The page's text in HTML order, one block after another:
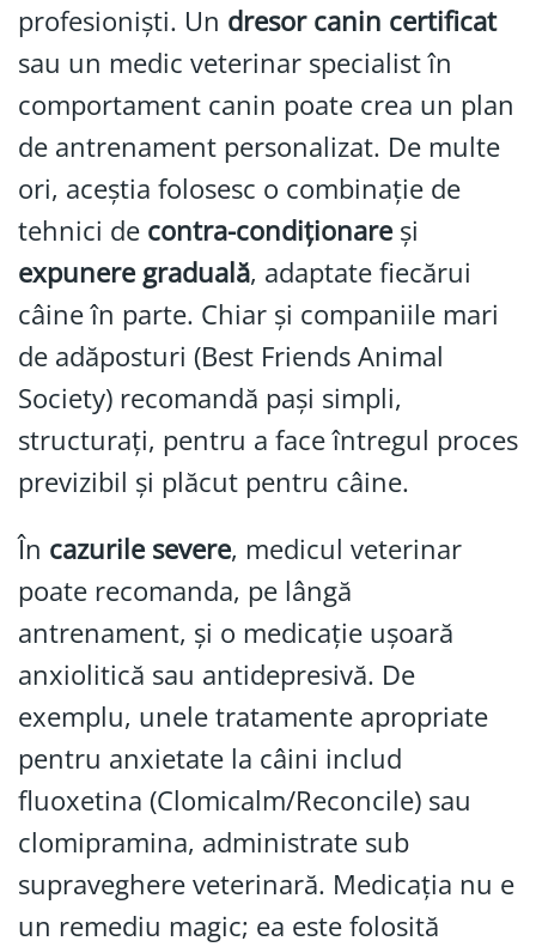
profesioniști. Un dresor canin certificat
sau un medic veterinar specialist în
comportament canin poate crea un plan
de antrenament personalizat. De multe
ori, aceștia folosesc o combinație de
tehnici de contra-condiționareși
expunere graduală, adaptate fiecărui
câine în parte. Chiar și companiile mari
de adăposturi (Best Friends Animal
Society) recomandă pași simpli,
structurați, pentru a face întregul proces
previzibil și plăcut pentru câine.
În cazurile severe, medicul veterinar
poate recomanda, pe lângă
antrenament, și o medicație ușoară
anxiolitică sau antidepresivă. De
exemplu, unele tratamente apropriate
pentru anxietate la câini includ
fluoxetina (Clomicalm/Reconcile) sau
clomipramina, administrate sub
supraveghere veterinară. Medicația nu e
un remediu magic; ea este folosită